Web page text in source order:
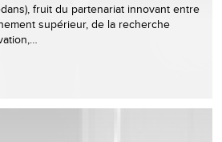
fruit du partenariat innovant entre
supérieur, de la recherche